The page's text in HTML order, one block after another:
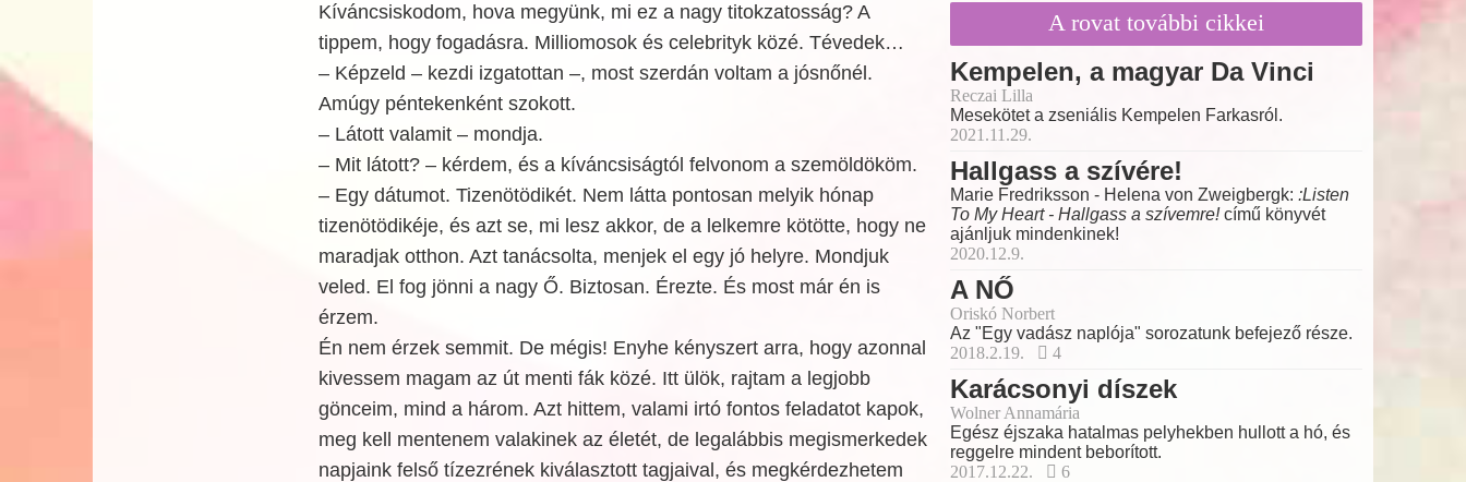
Kíváncsiskodom, hova megyünk, mi ez a nagy titokzatosság? A
tippem, hogy fogadásra. Milliomosok és celebrityk közé. Tévedek…
– Képzeld – kezdi izgatottan –, most szerdán voltam a jósnőnél.
Amúgy péntekenként szokott.
– Látott valamit – mondja.
– Mit látott? – kérdem, és a kíváncsiságtól felvonom a szemöldököm.
– Egy dátumot. Tizenötödikét. Nem látta pontosan melyik hónap
tizenötödikéje, és azt se, mi lesz akkor, de a lelkemre kötötte, hogy ne
maradjak otthon. Azt tanácsolta, menjek el egy jó helyre. Mondjuk
veled. El fog jönni a nagy Ő. Biztosan. Érezte. És most már én is
érzem.
Én nem érzek semmit. De mégis! Enyhe kényszert arra, hogy azonnal
kivessem magam az út menti fák közé. Itt ülök, rajtam a legjobb
gönceim, mind a három. Azt hittem, valami irtó fontos feladatot kapok,
meg kell mentenem valakinek az életét, de legalábbis megismerkedek
napjaink felső tízezrének kiválasztott tagjaival, és megkérdezhetem
A rovat további cikkei
Kempelen, a magyar Da Vinci
Reczai Lilla
Mesekötet a zseniális Kempelen Farkasról.
2021.11.29.
Hallgass a szívére!
Marie Fredriksson - Helena von Zweigbergk: :Listen
To My Heart - Hallgass a szívemre!című könyvét
ajánljuk mindenkinek!
2020.12.9.
A NŐ
Oriskó Norbert
Az "Egy vadász naplója" sorozatunk befejező része.
2018.2.19.
4
Karácsonyi díszek
Wolner Annamária
Egész éjszaka hatalmas pelyhekben hullott a hó, és
reggelre mindent beborított.
2017.12.22.
6